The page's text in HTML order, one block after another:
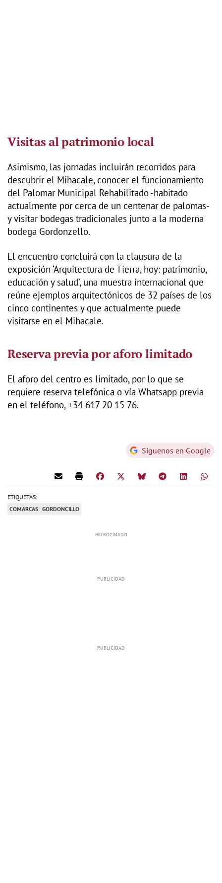
Visitas al patrimonio local
Asimismo, las jornadas incluirán recorridos para
descubrir el Mihacale, conocer el funcionamiento
del Palomar Municipal Rehabilitado -habitado
actualmente por cerca de un centenar de palomas-
y visitar bodegas tradicionales junto a la moderna
bodega Gordonzello.
El encuentro concluirá con la clausura de la
exposición ‘Arquitectura de Tierra, hoy: patrimonio,
educación y salud’, una muestra internacional que
reúne ejemplos arquitectónicos de 32 países de los
cinco continentes y que actualmente puede
visitarse en el Mihacale.
Reserva previa por aforo limitado
El aforo del centro es limitado, por lo que se
requiere reserva telefónica o vía Whatsapp previa
en el teléfono, +34 617 20 15 76.
Síguenos en Google
ETIQUETAS:
COMARCAS GORDONCILLO